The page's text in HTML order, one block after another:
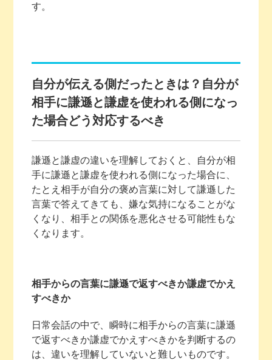
す。
自分が伝える側だったときは？自分が
相手に謙遜と謙虚を使われる側になっ
た場合どう対応するべき
謙遜と謙虚の違いを理解しておくと、自分が相
手に謙遜と謙虚を使われる側になった場合に、
たとえ相手が自分の褒め言葉に対して謙遜した
言葉で答えてきても、嫌な気持になることがな
くなり、相手との関係を悪化させる可能性もな
くなります。
相手からの言葉に謙遜で返すべきか謙虚でかえ
すべきか
日常会話の中で、瞬時に相手からの言葉に謙遜
で返すべきか謙虚でかえすべきかを判断するの
は、違いを理解していないと難しいものです。